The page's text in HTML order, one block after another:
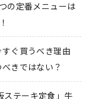
の定番メニューは
ぐ買うべき理由
きではない？
ステーキ定食」牛